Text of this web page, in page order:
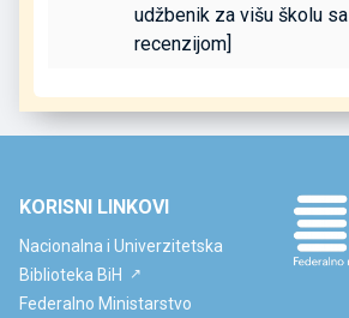
udžbenik za višu školu sa
recenzijom]
KORISNI LINKOVI
Nacionalna i Univerzitetska
Biblioteka BiH
Federalno Ministarstvo